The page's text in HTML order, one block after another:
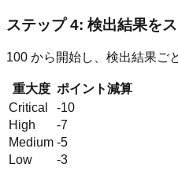
ステップ 4: 検出結果を
100 から開始し、検出結果ご
重大度 ポイント減算
Critical
-10
High
-7
Medium -5
Low
-3